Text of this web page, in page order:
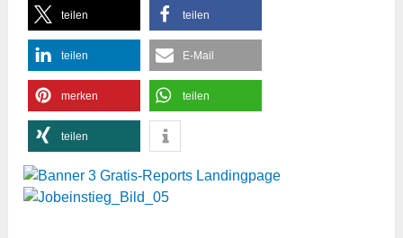
teilen teilen
teilen E-Mail
merken teilen
teilen